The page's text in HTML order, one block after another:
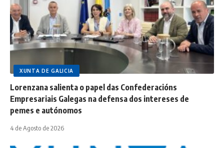
XUNTA DE GALICIA
Lorenzana salienta o papel das Confederacións
Empresariais Galegas na defensa dos intereses de
pemes e autónomos
4 de Agosto de 2026